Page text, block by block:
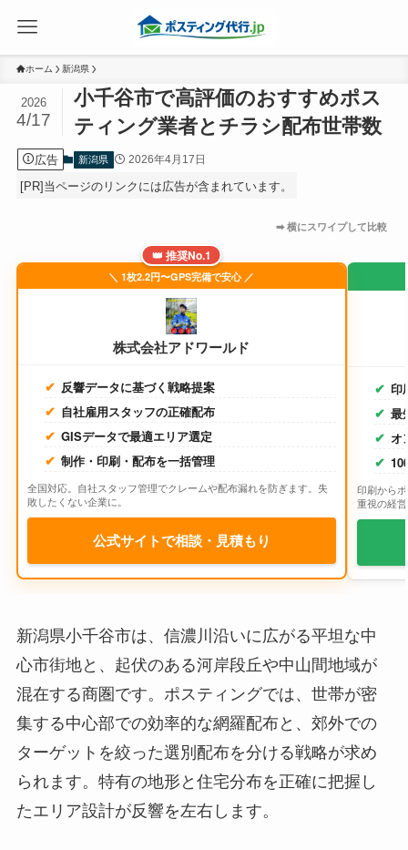
ホーム 新潟県
小千谷市で高評価のおすすめポス
ティング業者とチラシ配布世帯数
2026
4/17
広告 新潟県 2026年4月17日
[PR]当ページのリンクには広告が含まれています。
👑 推奨No.1
＼ 1枚2.2円〜GPS完備で安心 ／
株式会社アドワールド
反響データに基づく戦略提案
自社雇用スタッフの正確配布
GISデータで最適エリア選定
制作・印刷・配布を一括管理
全国対応。自社スタッフ管理でクレームや配布漏れを防ぎます。失
敗したくない企業に。
公式サイトで相談・見積もり
印
最
オ
印刷から
重視の経
新潟県小千谷市は、信濃川沿いに広がる平坦な中
心市街地と、起伏のある河岸段丘や中山間地域が
混在する商圏です。ポスティングでは、世帯が密
集する中心部での効率的な網羅配布と、郊外での
ターゲットを絞った選別配布を分ける戦略が求め
られます。特有の地形と住宅分布を正確に把握し
たエリア設計が反響を左右します。